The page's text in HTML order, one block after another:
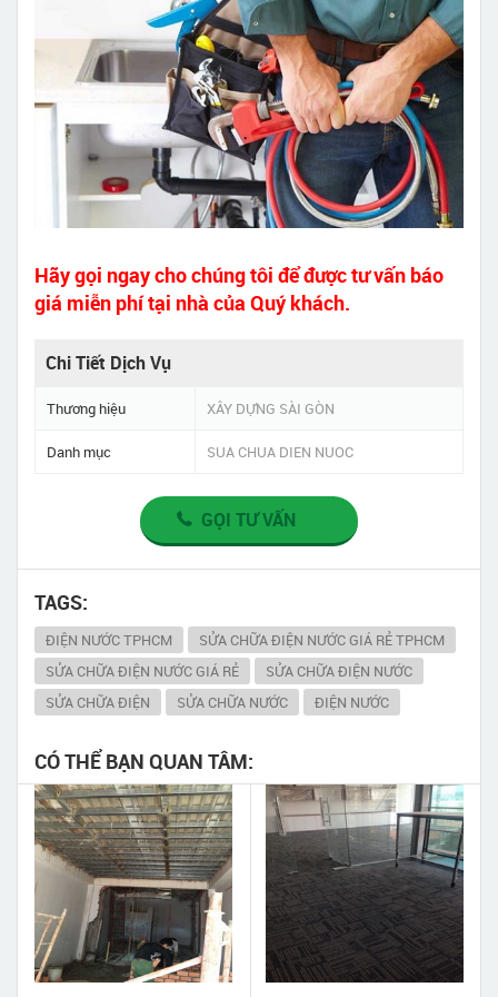
Hãy gọi ngay cho chúng tôi để được tư vấn báo
giá miễn phí tại nhà của Quý khách.
Chi Tiết Dịch Vụ
Thương hiệu XÂY DỰNG SÀI GÒN
Danh mục SUA CHUA DIEN NUOC
GỌI TƯ VẤN
TAGS:
ĐIỆN NƯỚC TPHCM
SỬA CHỮA ĐIỆN NƯỚC GIÁ RẺ TPHCM
SỬA CHỮA ĐIỆN NƯỚC GIÁ RẺ
SỬA CHỮA ĐIỆN NƯỚC
SỬA CHỮA ĐIỆN
SỬA CHỮA NƯỚC ĐIỆN NƯỚC
CÓ THỂ BẠN QUAN TÂM: